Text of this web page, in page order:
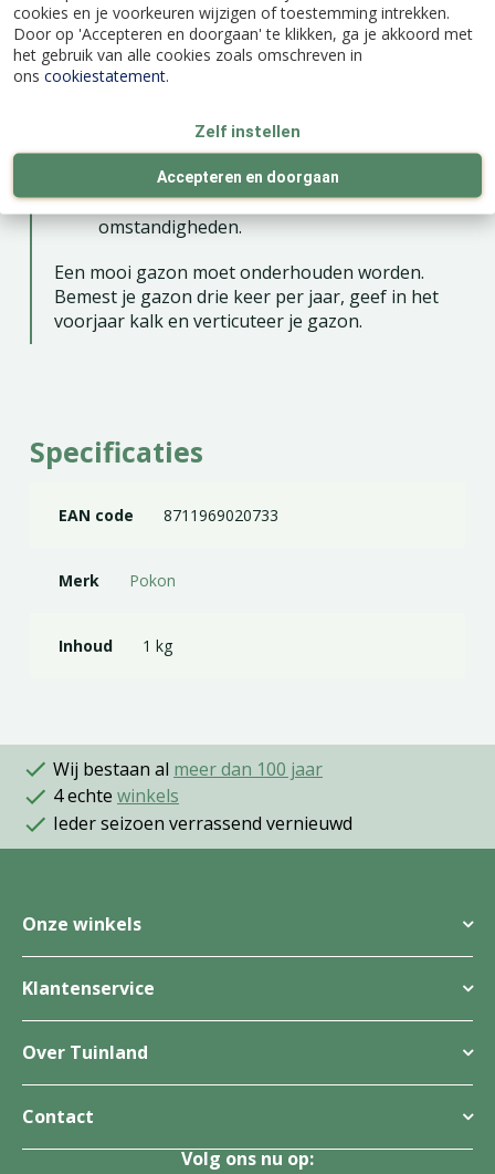
cookies en je voorkeuren wijzigen of toestemming intrekken.
Door op 'Accepteren en doorgaan' te klikken, ga je akkoord met
het gebruik van alle cookies zoals omschreven in
ons cookiestatement.
Zelf instellen
Accepteren en doorgaan
drassige grond. Helpt mos te voorkomen.
Roodzwenk (fijn en gewoon): Sierlijk en
stevig gras wat goed tegen droogte
schaduw en zorg voor een sterk, vol gazon.
Veldbeemdgras: Sterke wortels en kan goed
tegen betreding, droge en vochtige
omstandigheden.
Een mooi gazon moet onderhouden worden.
Bemest je gazon drie keer per jaar, geef in het
voorjaar kalk en verticuteer je gazon.
Specificaties
EAN code 8711969020733
Merk Pokon
Inhoud 1 kg
Wij bestaan al meer dan 100 jaar
4 echte winkels
Ieder seizoen verrassend vernieuwd
Onze winkels
Klantenservice
Over Tuinland
Contact
Volg ons nu op: